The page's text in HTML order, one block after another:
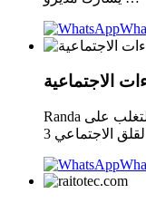
الاجتماعية
Randa منذ 7 دقائقآخر تحديث: يوليو 29, 2025 0 1 6 دقائق محتوى المقال 1 كيفية تخفيف الشعور بالقلق في اللقاءات الاجتماعية 1.1 استراتيجيات مجربة لتعزيز ثقتك في المواقف الاجتماعية والتغلب على